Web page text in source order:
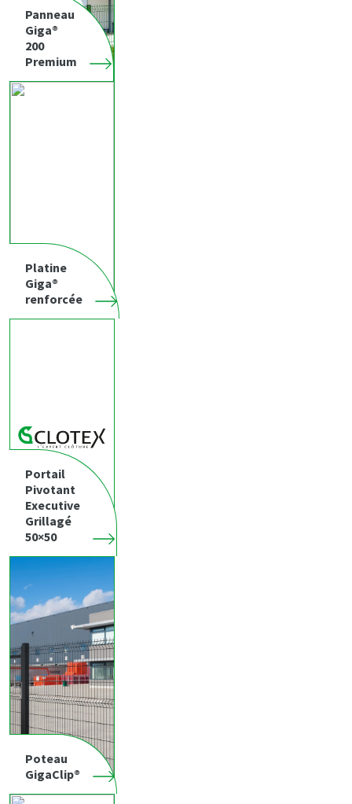
Panneau
Giga®
200
Premium
Platine
Giga®
renforcée
Portail
Pivotant
Executive
Grillagé
50×50
Poteau
GigaClip®